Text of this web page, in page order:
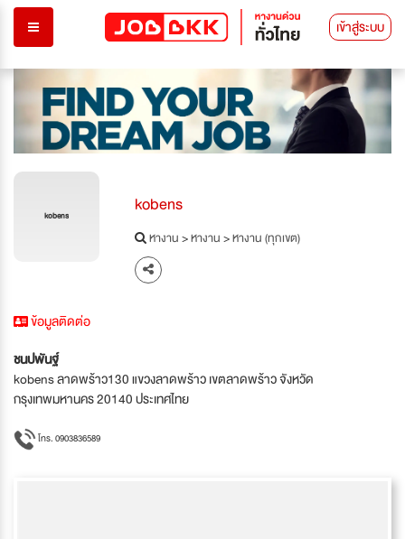
เข้าสู่ระบบ
kobens kobens
หางาน>หางาน>หางาน (ทุกเขต)
ข้อมูลติดต่อ
ชนปพันฐ์
kobens ลาดพร้าว130 แขวงลาดพร้าว เขตลาดพร้าว จังหวัด
กรุงเทพมหานคร 20140 ประเทศไทย
โทร. 0903836589